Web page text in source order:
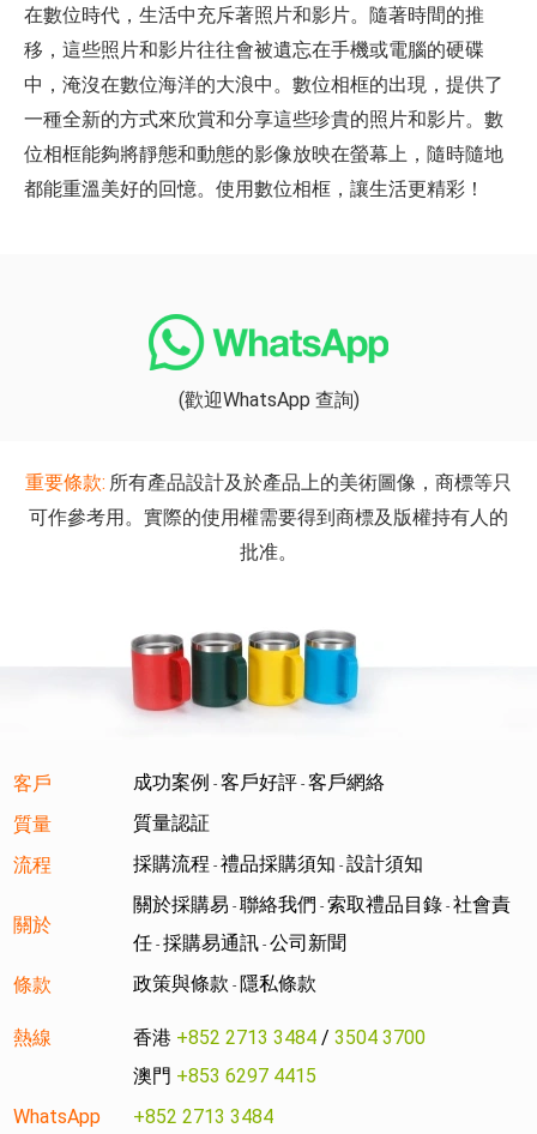
在數位時代，生活中充斥著照片和影片。隨著時間的推
移，這些照片和影片往往會被遺忘在手機或電腦的硬碟
中，淹沒在數位海洋的大浪中。數位相框的出現，提供了
一種全新的方式來欣賞和分享這些珍貴的照片和影片。數
位相框能夠將靜態和動態的影像放映在螢幕上，隨時隨地
都能重溫美好的回憶。使用數位相框，讓生活更精彩！
(歡迎WhatsApp 查詢)
重要條款: 所有產品設計及於產品上的美術圖像，商標等只
可作參考用。實際的使用權需要得到商標及版權持有人的
批准。
客戶 成功案例 - 客戶好評 - 客戶網絡
質量
質量認証
流程
採購流程 - 禮品採購須知 - 設計須知
關於
關於採購易 - 聯絡我們 - 索取禮品目錄 - 社會責
任 - 採購易通訊 - 公司新聞
條款
政策與條款 - 隱私條款
熱線 香港 +852 2713 3484 / 3504 3700
澳門 +853 6297 4415
WhatsApp
+852 2713 3484